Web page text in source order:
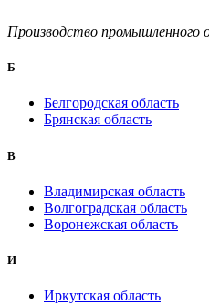
Производство промышленного
Б
Белгородская область
Брянская область
B
Владимирская область
Волгоградская область
Воронежская область
И
Иркутская область